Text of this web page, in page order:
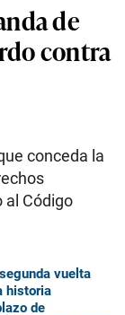
de
contra
conceda la
al Código
vuelta
historia
de